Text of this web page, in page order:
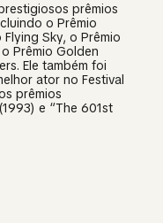
prêmios
o Prêmio
Sky, o Prêmio
Prêmio Golden
Ele também foi
ator no Festival
prêmios
e “The 601st